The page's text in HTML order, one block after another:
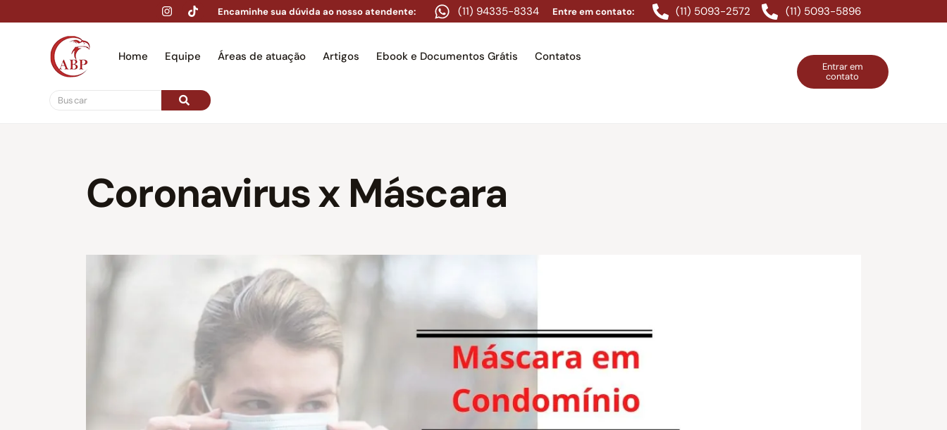
Encaminhe sua dúvida ao nosso atendente: (11) 94335-8334 Entre em contato: (11) 5093-2572 (11) 5093-5896
Home Equipe Áreas de atuação Artigos Ebook e Documentos Grátis Contatos
Entrar em
contato
Coronavirus x Máscara